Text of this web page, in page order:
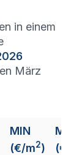
in einem
März
MIN
(€/m2)